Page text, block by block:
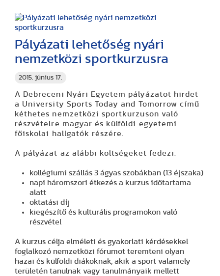
2015. június 17.
Pályázati lehetőség nyári
nemzetközi sportkurzusra
A Debreceni Nyári Egyetem pályázatot hirdet
a University Sports Today and Tomorrow című
kéthetes nemzetközi sportkurzuson való
részvételre magyar és külföldi egyetemi-
főiskolai hallgatók részére.
A pályázat az alábbi költségeket fedezi:
kollégiumi szállás 3 ágyas szobákban (13 éjszaka)
napi háromszori étkezés a kurzus időtartama
alatt
oktatási díj
kiegészítő és kulturális programokon való
részvétel
A kurzus célja elméleti és gyakorlati kérdésekkel
foglalkozó nemzetközi fórumot teremteni olyan
hazai és külföldi diákoknak, akik a sport valamely
területén tanulnak vagy tanulmányaik mellett